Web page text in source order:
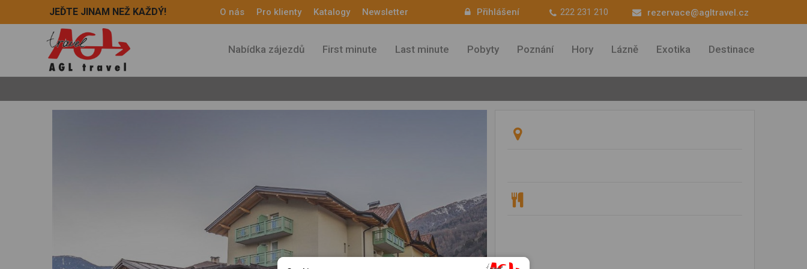
JEĎTE JINAM NEŽ KAŽDÝ! rezervace@agltravel.cz
222 231 210
Přihlášení
Newsletter
Katalogy
Pro klienty
O nás
Nabídka zájezdů First minute Last minute Pobyty Poznání Hory Lázně Exotika Destinace